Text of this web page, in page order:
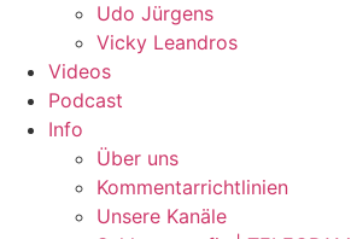
Udo Jürgens
Vicky Leandros
Videos
Podcast
Info
Über uns
Kommentarrichtlinien
Unsere Kanäle